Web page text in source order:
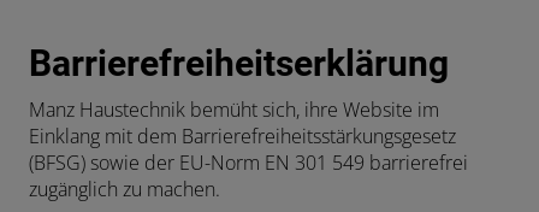
Barrierefreiheitserklärung
Manz Haustechnik bemüht sich, ihre Website im
Einklang mit dem Barrierefreiheitsstärkungsgesetz
(BFSG) sowie der EU-Norm EN 301 549 barrierefrei
zugänglich zu machen.